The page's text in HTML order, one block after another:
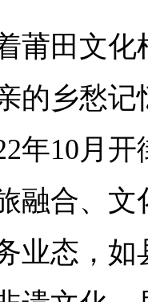
莆田文
的乡愁
年10月
融合、
业态，如